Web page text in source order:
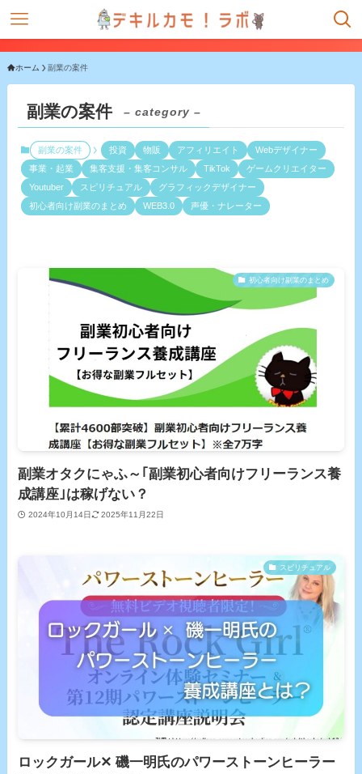
ホーム 副業の案件
副業の案件 – category –
副業の案件 投資 物販 アフィリエイト
Webデザイナー
事業・起業
集客支援・集客コンサル TikTok
ゲームクリエイター
Youtuber
スピリチュアル
グラフィックデザイナー
初心者向け副業のまとめ
WEB3.0 声優・ナレーター
初心者向け副業のまとめ
副業オタクにゃふ～｢副業初心者向けフリーランス養
成講座｣は稼げない？
2024年10月14日 2025年11月22日
スピリチュアル
ロックガール✕ 磯一明氏のパワーストーンヒーラー